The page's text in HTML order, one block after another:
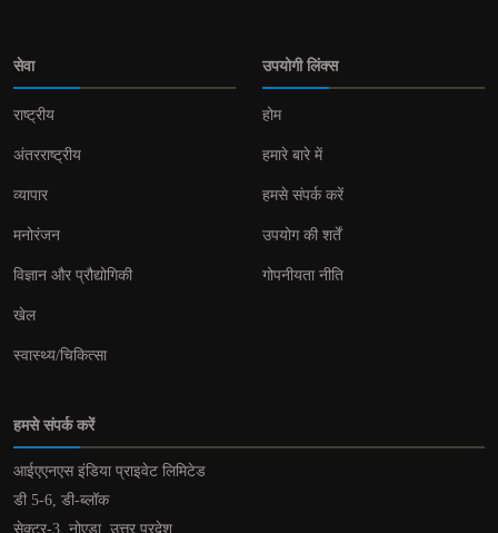
सेवा
राष्ट्रीय
अंतरराष्ट्रीय
व्यापार
मनोरंजन
विज्ञान और प्रौद्योगिकी
खेल
स्वास्थ्य/चिकित्सा
उपयोगी लिंक्स
होम
हमारे बारे में
हमसे संपर्क करें
उपयोग की शर्तें
गोपनीयता नीति
हमसे संपर्क करें
आईएएनएस इंडिया प्राइवेट लिमिटेड
डी 5-6, डी-ब्लॉक
सेक्टर-3, नोएडा, उत्तर प्रदेश